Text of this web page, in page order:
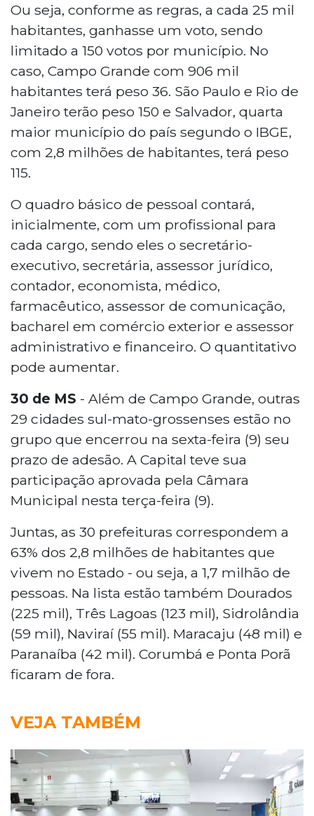
Ou seja, conforme as regras, a cada 25 mil
habitantes, ganhasse um voto, sendo
limitado a 150 votos por município. No
caso, Campo Grande com 906 mil
habitantes terá peso 36. São Paulo e Rio de
Janeiro terão peso 150 e Salvador, quarta
maior município do país segundo o IBGE,
com 2,8 milhões de habitantes, terá peso
115.
O quadro básico de pessoal contará,
inicialmente, com um profissional para
cada cargo, sendo eles o secretário-
executivo, secretária, assessor jurídico,
contador, economista, médico,
farmacêutico, assessor de comunicação,
bacharel em comércio exterior e assessor
administrativo e financeiro. O quantitativo
pode aumentar.
30 de MS - Além de Campo Grande, outras
29 cidades sul-mato-grossenses estão no
grupo que encerrou na sexta-feira (9) seu
prazo de adesão. A Capital teve sua
participação aprovada pela Câmara
Municipal nesta terça-feira (9).
Juntas, as 30 prefeituras correspondem a
63% dos 2,8 milhões de habitantes que
vivem no Estado - ou seja, a 1,7 milhão de
pessoas. Na lista estão também Dourados
(225 mil), Três Lagoas (123 mil), Sidrolândia
(59 mil), Naviraí (55 mil). Maracaju (48 mil) e
Paranaíba (42 mil). Corumbá e Ponta Porã
ficaram de fora.
VEJA TAMBÉM